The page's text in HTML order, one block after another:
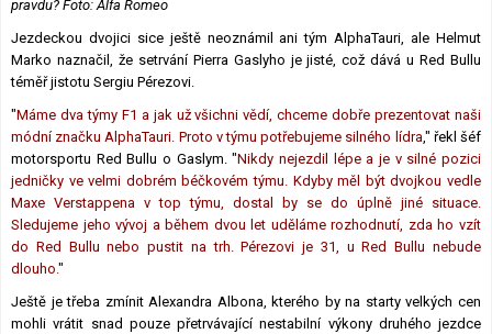
pravdu? Foto: Alfa Romeo
Jezdeckou dvojici sice ještě neoznámil ani tým AlphaTauri, ale Helmut
Marko naznačil, že setrvání Pierra Gaslyho je jisté, což dává u Red Bullu
téměř jistotu Sergiu Pérezovi.
"Máme dva týmy F1 a jak už všichni vědí, chceme dobře prezentovat naši
módní značku AlphaTauri. Proto v týmu potřebujeme silného lídra," řekl šéf
motorsportu Red Bullu o Gaslym. "Nikdy nejezdil lépe a je v silné pozici
jedničky ve velmi dobrém béčkovém týmu. Kdyby měl být dvojkou vedle
Maxe Verstappena v top týmu, dostal by se do úplně jiné situace.
Sledujeme jeho vývoj a během dvou let uděláme rozhodnutí, zda ho vzít
do Red Bullu nebo pustit na trh. Pérezovi je 31, u Red Bullu nebude
dlouho."
Ještě je třeba zmínit Alexandra Albona, kterého by na starty velkých cen
mohli vrátit snad pouze přetrvávající nestabilní výkony druhého jezdce